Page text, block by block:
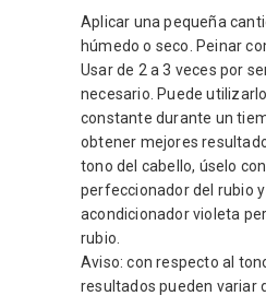
Aplicar una pequeña
húmedo o seco. Peinar
Usar de 2 a 3 veces por
necesario. Puede
constante durante un
obtener mejores
tono del cabello, úselo
perfeccionador del rubio y
acondicionador violeta
rubio.
Aviso: con respecto al
resultados pueden variar